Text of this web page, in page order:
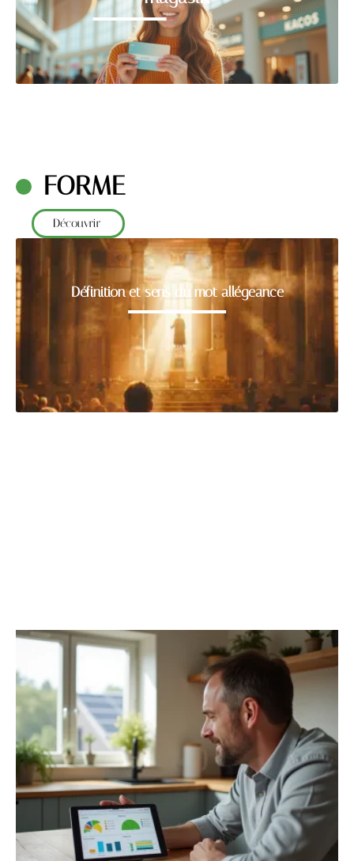
FORME
Découvrir
Définition et sens du mot allégeance